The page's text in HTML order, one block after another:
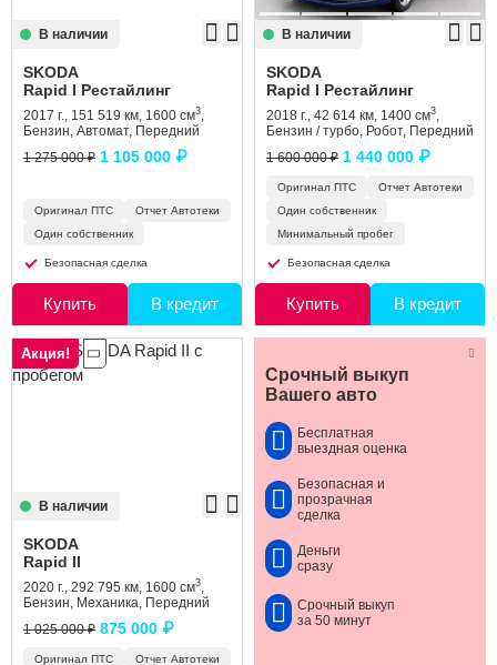
В наличии
SKODA
Rapid I Рестайлинг
2017 г., 151 519 км, 1600 см3,
Бензин, Автомат, Передний
1 275 000 ₽ 1 105 000 ₽
Оригинал ПТС
Отчет Автотеки
Один собственник
Безопасная сделка
Купить В кредит
В наличии
SKODA
Rapid I Рестайлинг
2018 г., 42 614 км, 1400 см3,
Бензин / турбо, Робот, Передний
1 600 000 ₽ 1 440 000 ₽
Оригинал ПТС
Отчет Автотеки
Один собственник
Минимальный пробег
Безопасная сделка
Купить В кредит
Акция!
В наличии
SKODA
Rapid II
2020 г., 292 795 км, 1600 см3,
Бензин, Механика, Передний
1 025 000 ₽ 875 000 ₽
Оригинал ПТС
Отчет Автотеки
Срочный выкуп
Вашего авто
Бесплатная
выездная оценка
Безопасная и
прозрачная
сделка
Деньги
сразу
Срочный выкуп
за 50 минут